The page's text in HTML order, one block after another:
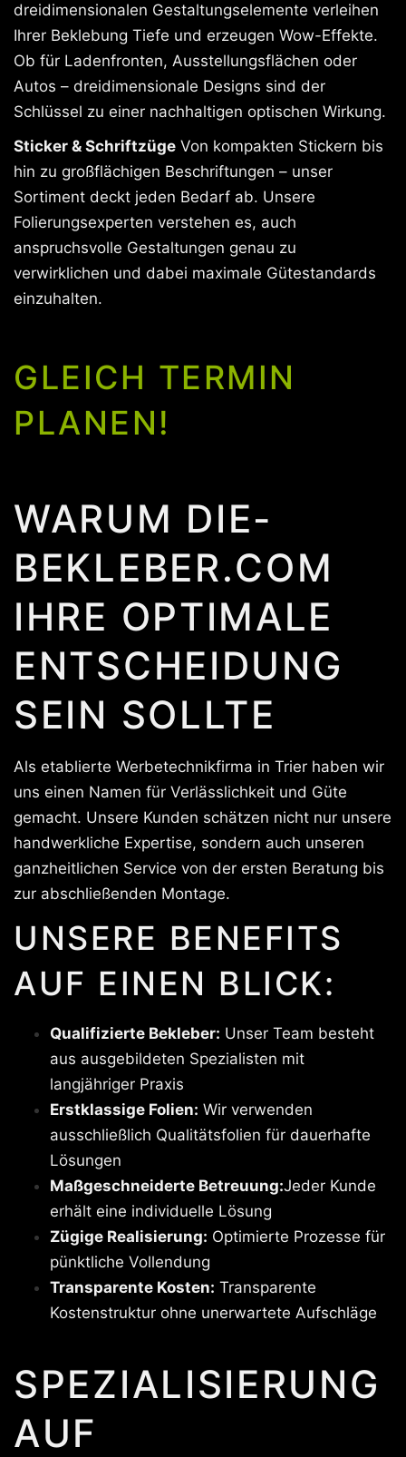
dreidimensionalen Gestaltungselemente verleihen
Ihrer Beklebung Tiefe und erzeugen Wow-Effekte.
Ob für Ladenfronten, Ausstellungsflächen oder
Autos – dreidimensionale Designs sind der
Schlüssel zu einer nachhaltigen optischen Wirkung.
Sticker & Schriftzüge Von kompakten Stickern bis
hin zu großflächigen Beschriftungen – unser
Sortiment deckt jeden Bedarf ab. Unsere
Folierungsexperten verstehen es, auch
anspruchsvolle Gestaltungen genau zu
verwirklichen und dabei maximale Gütestandards
einzuhalten.
GLEICH TERMIN
PLANEN!
WARUM DIE-
BEKLEBER.COM
IHRE OPTIMALE
ENTSCHEIDUNG
SEIN SOLLTE
Als etablierte Werbetechnikfirma in Trier haben wir
uns einen Namen für Verlässlichkeit und Güte
gemacht. Unsere Kunden schätzen nicht nur unsere
handwerkliche Expertise, sondern auch unseren
ganzheitlichen Service von der ersten Beratung bis
zur abschließenden Montage.
UNSERE BENEFITS
AUF EINEN BLICK:
Qualifizierte Bekleber: Unser Team besteht
aus ausgebildeten Spezialisten mit
langjähriger Praxis
Erstklassige Folien: Wir verwenden
ausschließlich Qualitätsfolien für dauerhafte
Lösungen
Maßgeschneiderte Betreuung:Jeder Kunde
erhält eine individuelle Lösung
Zügige Realisierung: Optimierte Prozesse für
pünktliche Vollendung
Transparente Kosten: Transparente
Kostenstruktur ohne unerwartete Aufschläge
SPEZIALISIERUNG
AUF